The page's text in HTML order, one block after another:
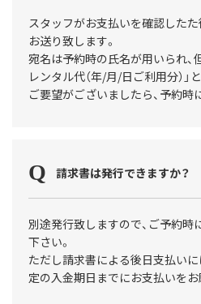
スタッフがお支払いを確認したた
お送り致します。
宛名は予約時の氏名が用いられ、
レンタル代（年/月/日ご利用分）」
ご要望がございましたら、予約時
請求書は発行できますか？
別途発行致しますので、ご予約
下さい。
ただし請求書による後日支払い
定の入金期日までにお支払いをお